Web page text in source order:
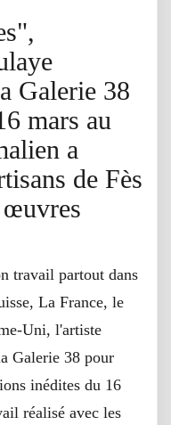
Galerie 38
mars au
a
de Fès
œuvres
travail partout dans
La France, le
Uni, l'artiste
Galerie 38 pour
inédites du 16
réalisé avec les